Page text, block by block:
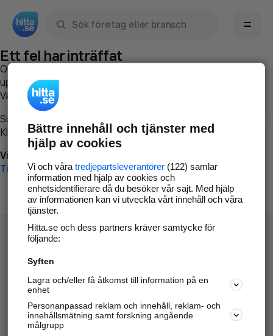
Ett fel har inträffat
Om du vill kan du
uppstod så att vi lättare och snabbare kan avhjälpa det.
Vänligen försök med följande:
Surfa till
Klicka påTillbaka-knappen i webbläsaren och försök igen
Vi beklagar besväret!
Till startsidan
Hitta.se - Gratis nummerupplysning.
Sök företag, personer och platser.
Hitta telefonnummer, adresser, företagsinfo mm.
Bättre innehåll och tjänster med
hjälp av cookies
Vi och våra tredjepartsleverantörer(122) samlar
information med hjälp av cookies och
enhetsidentifierare då du besöker vår sajt. Med hjälp
av informationen kan vi utveckla vårt innehåll och våra
tjänster.
Hitta.se och dess partners kräver samtycke för
följande:
Syften
Lagra och/eller få åtkomst till information på en
enhet
Personanpassad reklam och innehåll, reklam- och
innehållsmätning samt forskning angående
målgrupp